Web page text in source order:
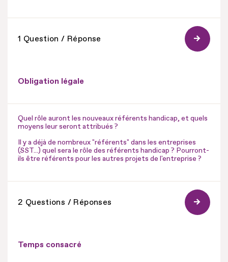
1 Question / Réponse
Obligation légale
Quel rôle auront les nouveaux référents handicap, et quels
moyens leur seront attribués ?
Il y a déjà de nombreux "référents" dans les entreprises
(SST...) quel sera le rôle des référents handicap ? Pourront-
ils être référents pour les autres projets de l'entreprise ?
2 Questions / Réponses
Temps consacré